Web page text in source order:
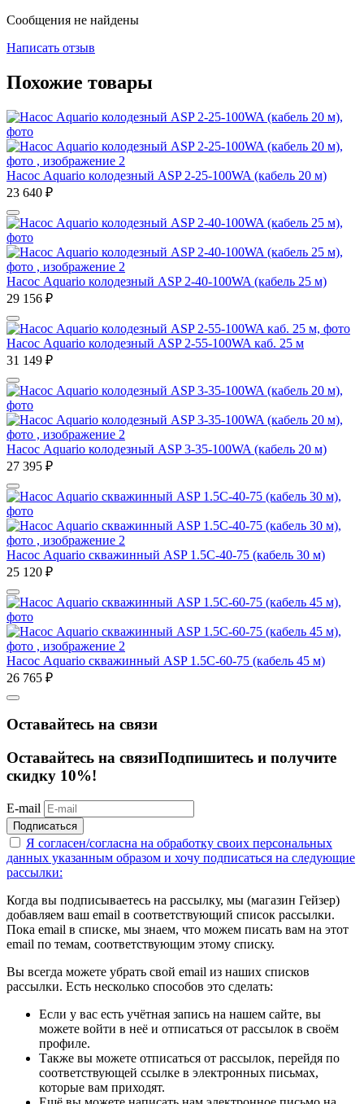
Сообщения не найдены
Написать отзыв
Похожие товары
Насос Aquario колодезный ASP 2-25-100WA (кабель 20 м)
23 640 ₽
Насос Aquario колодезный ASP 2-40-100WA (кабель 25 м)
29 156 ₽
Насос Aquario колодезный ASP 2-55-100WA каб. 25 м
31 149 ₽
Насос Aquario колодезный ASP 3-35-100WA (кабель 20 м)
27 395 ₽
Насос Aquario скважинный ASP 1.5C-40-75 (кабель 30 м)
25 120 ₽
Насос Aquario скважинный ASP 1.5C-60-75 (кабель 45 м)
26 765 ₽
Оставайтесь на связи
Оставайтесь на связиПодпишитесь и получите
скидку 10%!
E-mail
Подписаться
Я согласен/согласна на обработку своих персональных
данных указанным образом и хочу подписаться на следующие
рассылки:
Когда вы подписываетесь на рассылку, мы (магазин Гейзер)
добавляем ваш email в соответствующий список рассылки.
Пока email в списке, мы знаем, что можем писать вам на этот
email по темам, соответствующим этому списку.
Вы всегда можете убрать свой email из наших списков
рассылки. Есть несколько способов это сделать:
Если у вас есть учётная запись на нашем сайте, вы
можете войти в неё и отписаться от рассылок в своём
профиле.
Также вы можете отписаться от рассылок, перейдя по
соответствующей ссылке в электронных письмах,
которые вам приходят.